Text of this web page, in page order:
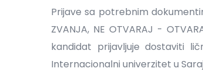
Prijave sa potrebnim
ZVANJA, NE OTVARAJ -
kandidat prijavljuje dostaviti
Internacionalni univerzitet u